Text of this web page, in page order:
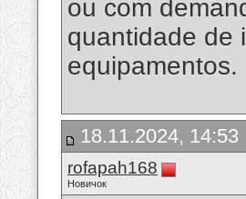
ou com
quantidade de
equipamentos.
18.11.2024, 14:53
rofapah168
Новичок